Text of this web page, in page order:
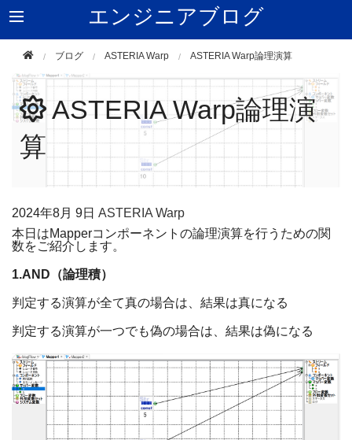
エンジニアブログ
ブログ ASTERIA Warp ASTERIA Warp論理演算
ASTERIA Warp論理演
算
2024年8月 9日 ASTERIA Warp
本日はMapperコンポーネントの論理演算を行うための関
数をご紹介します。
1.AND （論理積）
判定する演算が全て真の場合は、結果は真になる
判定する演算が一つでも偽の場合は、結果は偽になる